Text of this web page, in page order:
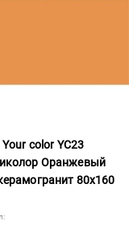
color YC23
Оранжевый
80x160